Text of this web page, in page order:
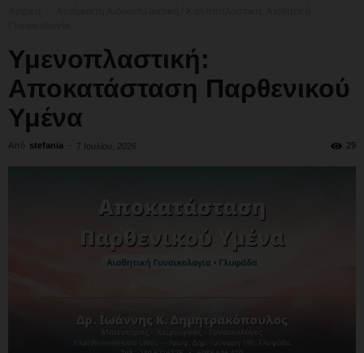
Υμενοπλαστική:
Αποκατάσταση Παρθενικού
Υμένα
Από stefania - 7 Ιουλίου, 2026 29